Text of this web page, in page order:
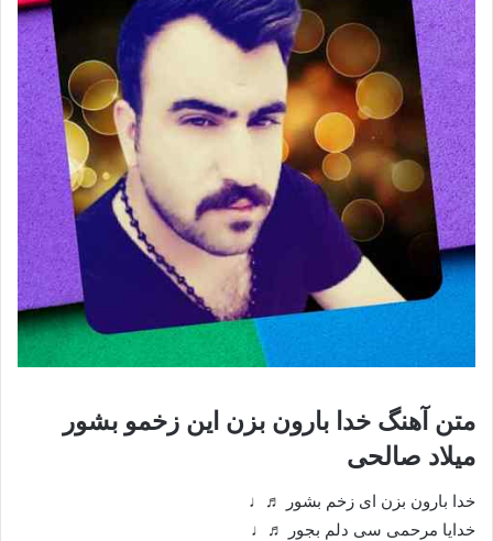
متن آهنگ خدا بارون بزن این زخمو بشور
میلاد صالحی
خدا بارون بزن ای زخم بشور ♬♩
خدایا مرحمی سی دلم بجور ♬♩